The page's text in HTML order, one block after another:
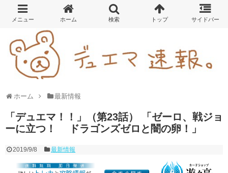
ホーム 最新情報
「デュエマ！！」（第23話） 「ゼーロ、戦ジョ
ーに立つ！ ドラゴンズゼロと闇の卵！」
2019/9/8 最新情報